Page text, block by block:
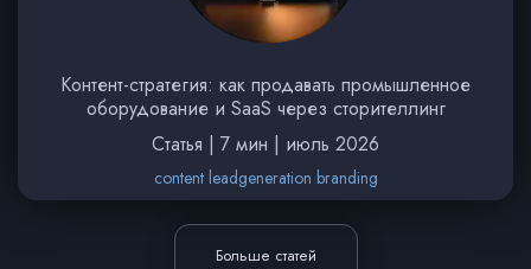
Контент-стратегия: как продавать промышленное
оборудование и SaaS через сторителлинг
Статья | 7 мин | июль 2026
content leadgeneration branding
Больше статей